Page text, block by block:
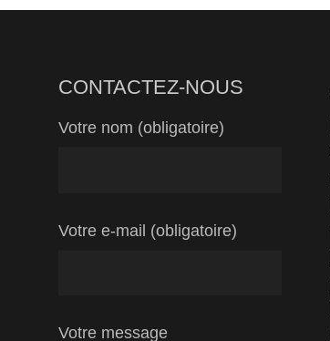
CONTACTEZ-NOUS
Votre nom (obligatoire)
Votre e-mail (obligatoire)
Votre message